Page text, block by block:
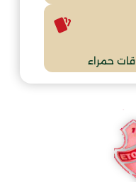
حمراء